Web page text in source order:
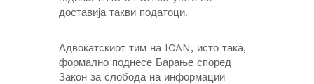
доставија такви податоци.
Адвокатскиот тим на ICAN, исто така,
формално поднесе Барање според
Закон за слобода на информации